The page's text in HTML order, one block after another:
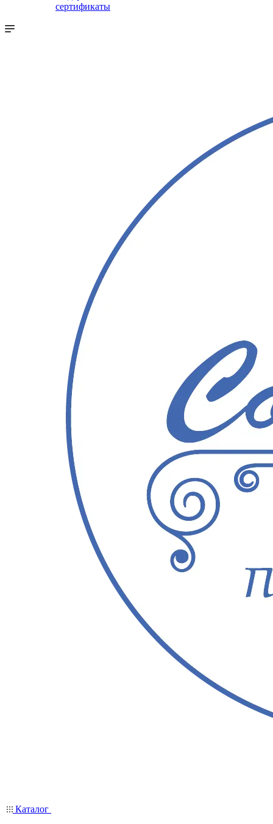
сертификаты
Каталог